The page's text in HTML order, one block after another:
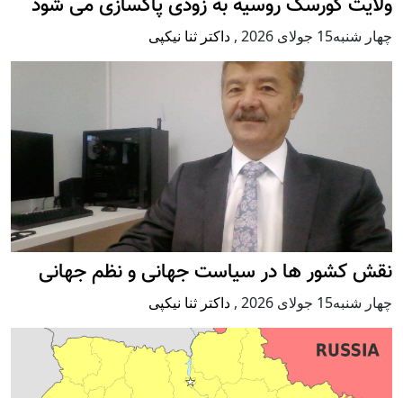
ولایت کورسک روسیه به زودی پاکسازی می شود
چهار شنبه15 جولای 2026 , داکتر ثنا نیکپی
نقش کشور ها در سیاست جهانی و نظم جهانی
چهار شنبه15 جولای 2026 , داکتر ثنا نیکپی